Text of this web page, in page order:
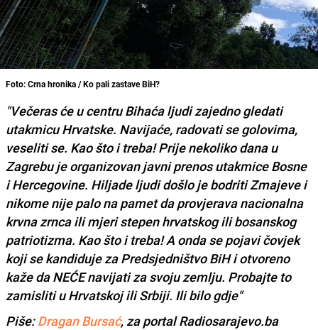
Foto: Crna hronika / Ko pali zastave BiH?
"Večeras će u centru Bihaća ljudi zajedno gledati
utakmicu Hrvatske. Navijaće, radovati se golovima,
veseliti se. Kao što i treba! Prije nekoliko dana u
Zagrebu je organizovan javni prenos utakmice Bosne
i Hercegovine. Hiljade ljudi došlo je bodriti Zmajeve i
nikome nije palo na pamet da provjerava nacionalna
krvna zrnca ili mjeri stepen hrvatskog ili bosanskog
patriotizma. Kao što i treba! A onda se pojavi čovjek
koji se kandiduje za Predsjedništvo BiH i otvoreno
kaže da NEĆE navijati za svoju zemlju. Probajte to
zamisliti u Hrvatskoj ili Srbiji. Ili bilo gdje"
Piše:Dragan Bursać, za portal Radiosarajevo.ba